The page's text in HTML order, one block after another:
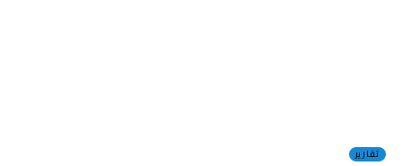
تقارير